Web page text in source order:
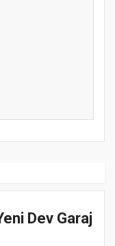
Dev Garaj